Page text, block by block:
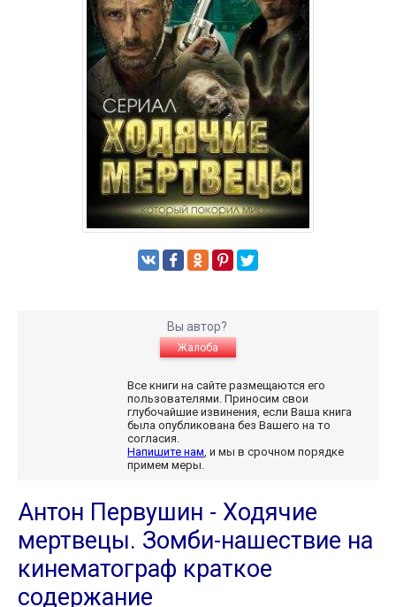
Вы автор?
Жалоба
Все книги на сайте размещаются его
пользователями. Приносим свои
глубочайшие извинения, если Ваша книга
была опубликована без Вашего на то
согласия.
Напишите нам, и мы в срочном порядке
примем меры.
Антон Первушин - Ходячие
мертвецы. Зомби-нашествие на
кинематограф краткое
содержание